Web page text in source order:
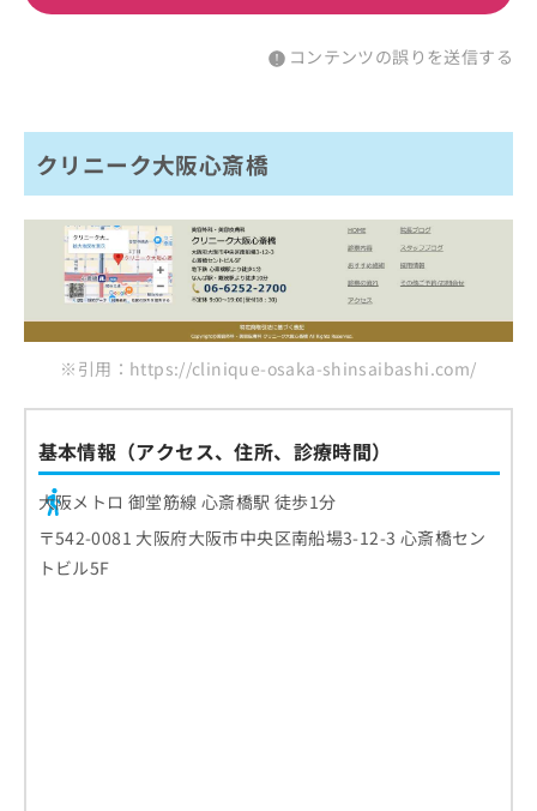
コンテンツの誤りを送信する
クリニーク大阪心斎橋
※引用：https://clinique-osaka-shinsaibashi.com/
基本情報（アクセス、住所、診療時間）
大阪メトロ 御堂筋線 心斎橋駅 徒歩1分
〒542-0081 大阪府大阪市中央区南船場3-12-3 心斎橋セン
トビル5F